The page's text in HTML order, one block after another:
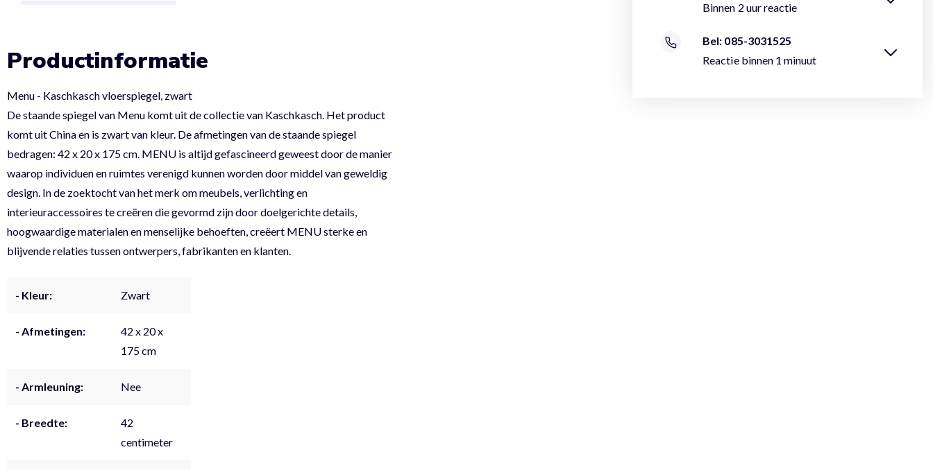
Productinformatie
Menu - Kaschkasch vloerspiegel, zwart
De staande spiegel van Menu komt uit de collectie van Kaschkasch. Het product
komt uit China en is zwart van kleur. De afmetingen van de staande spiegel
bedragen: 42 x 20 x 175 cm. MENU is altijd gefascineerd geweest door de manier
waarop individuen en ruimtes verenigd kunnen worden door middel van geweldig
design. In de zoektocht van het merk om meubels, verlichting en
interieuraccessoires te creëren die gevormd zijn door doelgerichte details,
hoogwaardige materialen en menselijke behoeften, creëert MENU sterke en
blijvende relaties tussen ontwerpers, fabrikanten en klanten.
- Kleur: Zwart
- Afmetingen:
42 x 20 x
175 cm
- Armleuning: Nee
- Breedte:
42
centimeter
Binnen 2 uur reactie
Bel: 085-3031525
Reactie binnen 1 minuut